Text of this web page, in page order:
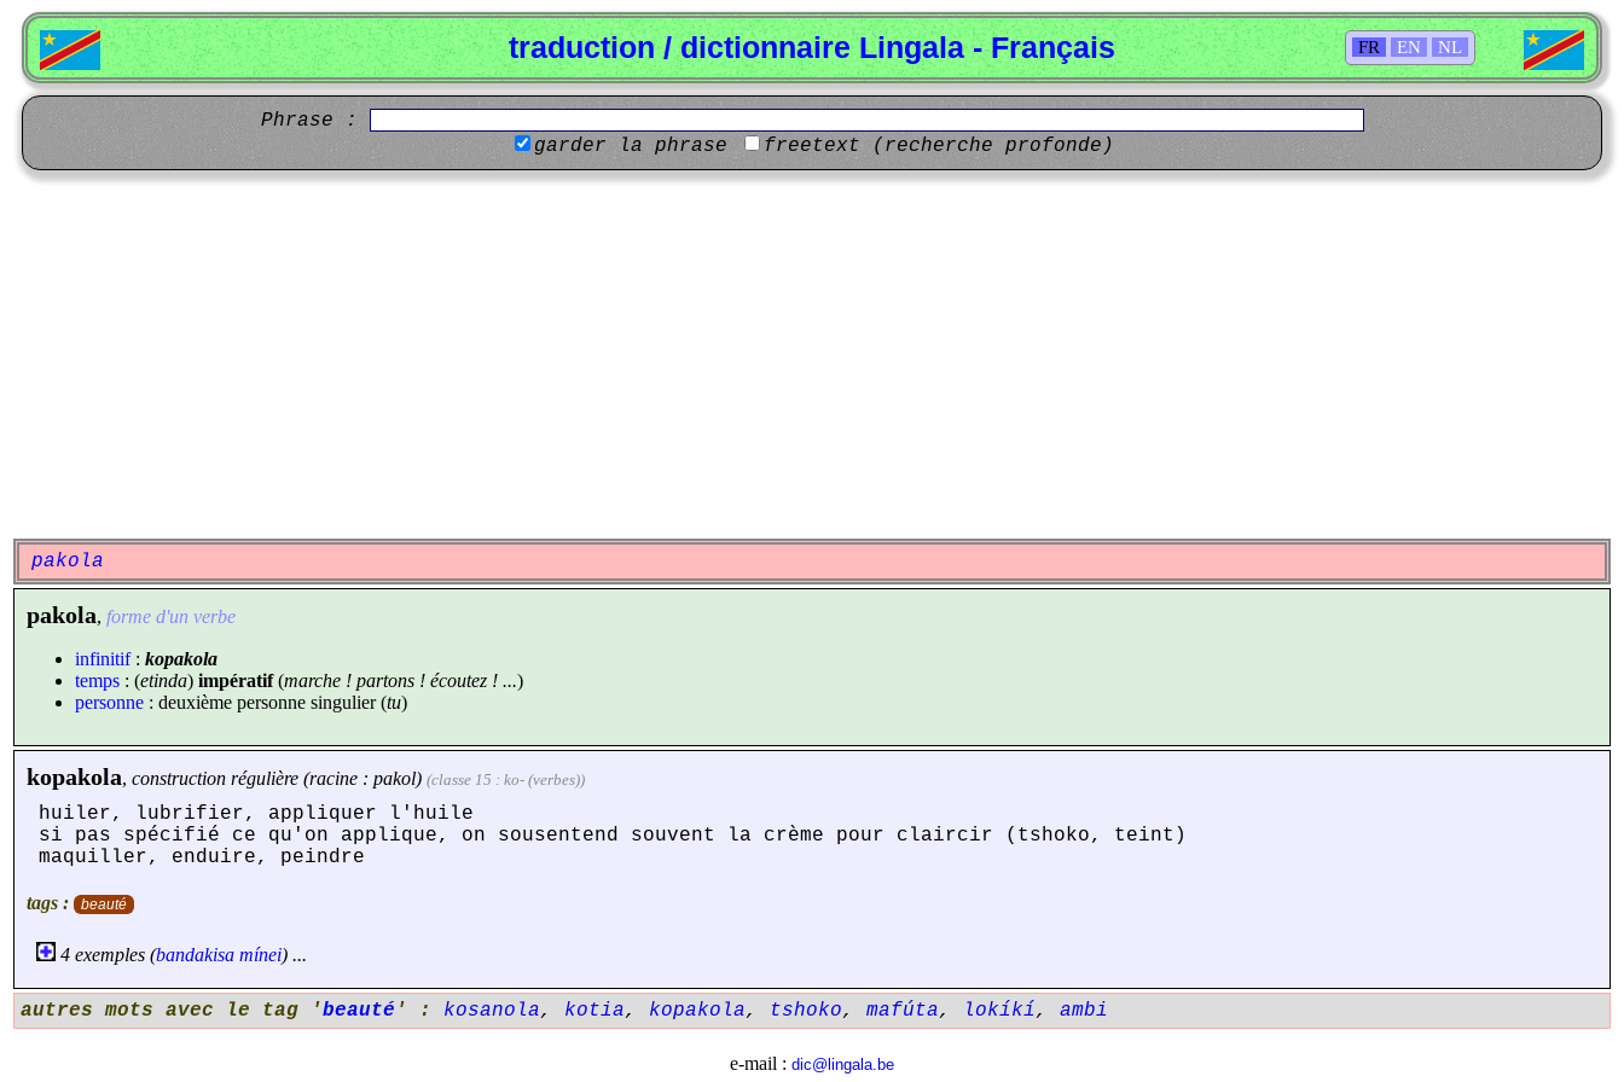
FR EN NL
traduction / dictionnaire Lingala - Français
Phrase :
garder la phrase
freetext (recherche profonde)
pakola
pakola, forme d'un verbe
infinitif: kopakola
temps : (etinda) impératif(marche ! partons ! écoutez ! ...)
personne : deuxième personne singulier (tu)
kopakola, construction régulière (racine : pakol) (classe 15 : ko- (verbes))
huiler, lubrifier, appliquer l'huile
si pas spécifié ce qu'on applique, on sousentend souvent la crème pour claircir (tshoko, teint)
maquiller, enduire, peindre
tags : beauté
4 exemples (bandakisa mínei) ...
autres mots avec le tag 'beauté ' : kosanola, kotia, kopakola, tshoko, mafúta, lokíkí, ambi
e-mail : dic@lingala.be